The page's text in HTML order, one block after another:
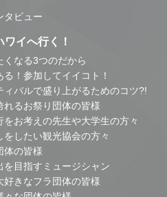
タビュー
ワイへ行く！
くなる3つのだから
る！参加してイイコト！
ィバルで盛り上がるためのコツ?!
れるお祭り団体の皆様
をお考えの先生や大学生の方々
をしたい観光協会の方々
体の皆様
を目指すミュージシャン
好きなフラ団体の皆様